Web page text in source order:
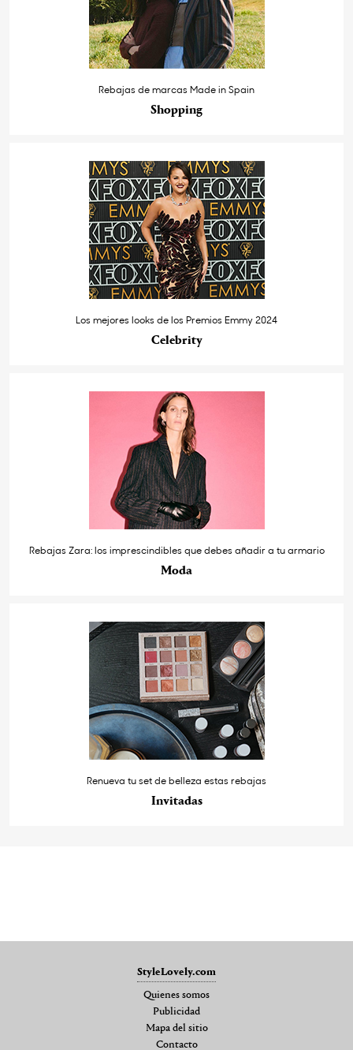
Rebajas de marcas Made in Spain
Shopping
Los mejores looks de los Premios Emmy 2024
Celebrity
Rebajas Zara: los imprescindibles que debes añadir a tu armario
Moda
Renueva tu set de belleza estas rebajas
Invitadas
StyleLovely.com
Quienes somos
Publicidad
Mapa del sitio
Contacto